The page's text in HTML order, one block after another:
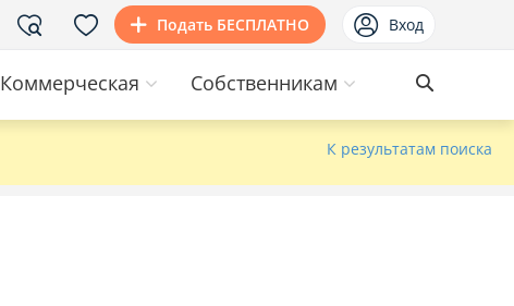
Подать БЕСПЛАТНО Вход
Коммерческая Собственникам
К результатам поиска